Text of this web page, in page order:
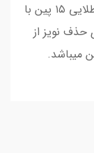
از مزیت های این کابل استفاده از کانکتورهای طلایی ۱۵ پین با
حذف نویز از
میباشد.